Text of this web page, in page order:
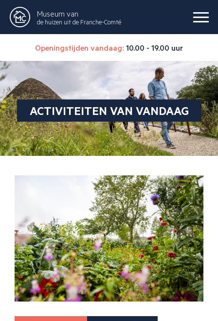
Museum van
de huizen uit de Franche-Comté
Openingstijden vandaag: 10.00 - 19.00 uur
ACTIVITEITEN VAN VANDAAG